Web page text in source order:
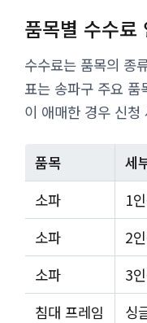
품목별 수수료
수수료는 품목의 종
표는 송파구 주요
이 애매한 경우 신청
품목 세
소파
1
소파
2
소파
3
침대 프레임
싱